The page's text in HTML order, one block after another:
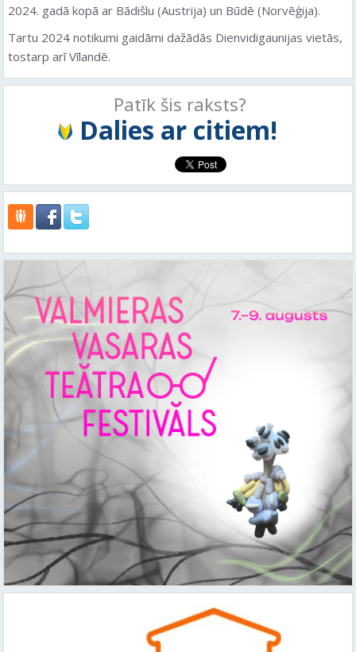
2024. gadā kopā ar Bādišlu (Austrija) un Būdē (Norvēģija).
Tartu 2024 notikumi gaidāmi dažādās Dienvidigaunijas vietās,
tostarp arī Vīlandē.
Patīk šis raksts?
Dalies ar citiem!